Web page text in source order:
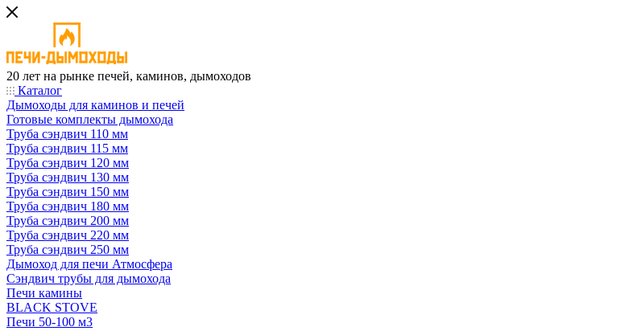
20 лет на рынке печей, каминов, дымоходов
Каталог
Дымоходы для каминов и печей
Готовые комплекты дымохода
Труба сэндвич 110 мм
Труба сэндвич 115 мм
Труба сэндвич 120 мм
Труба сэндвич 130 мм
Труба сэндвич 150 мм
Труба сэндвич 180 мм
Труба сэндвич 200 мм
Труба сэндвич 220 мм
Труба сэндвич 250 мм
Дымоход для печи Атмосфера
Сэндвич трубы для дымохода
Печи камины
BLACK STOVE
Печи 50-100 м3